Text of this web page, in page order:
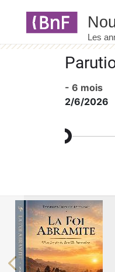
- 6 mois
2/6/2026
Previous